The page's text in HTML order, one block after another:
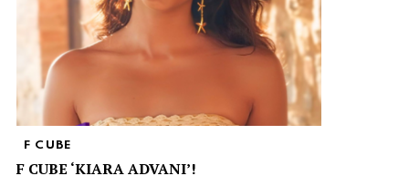
F CUBE
F CUBE ‘KIARA ADVANI’!